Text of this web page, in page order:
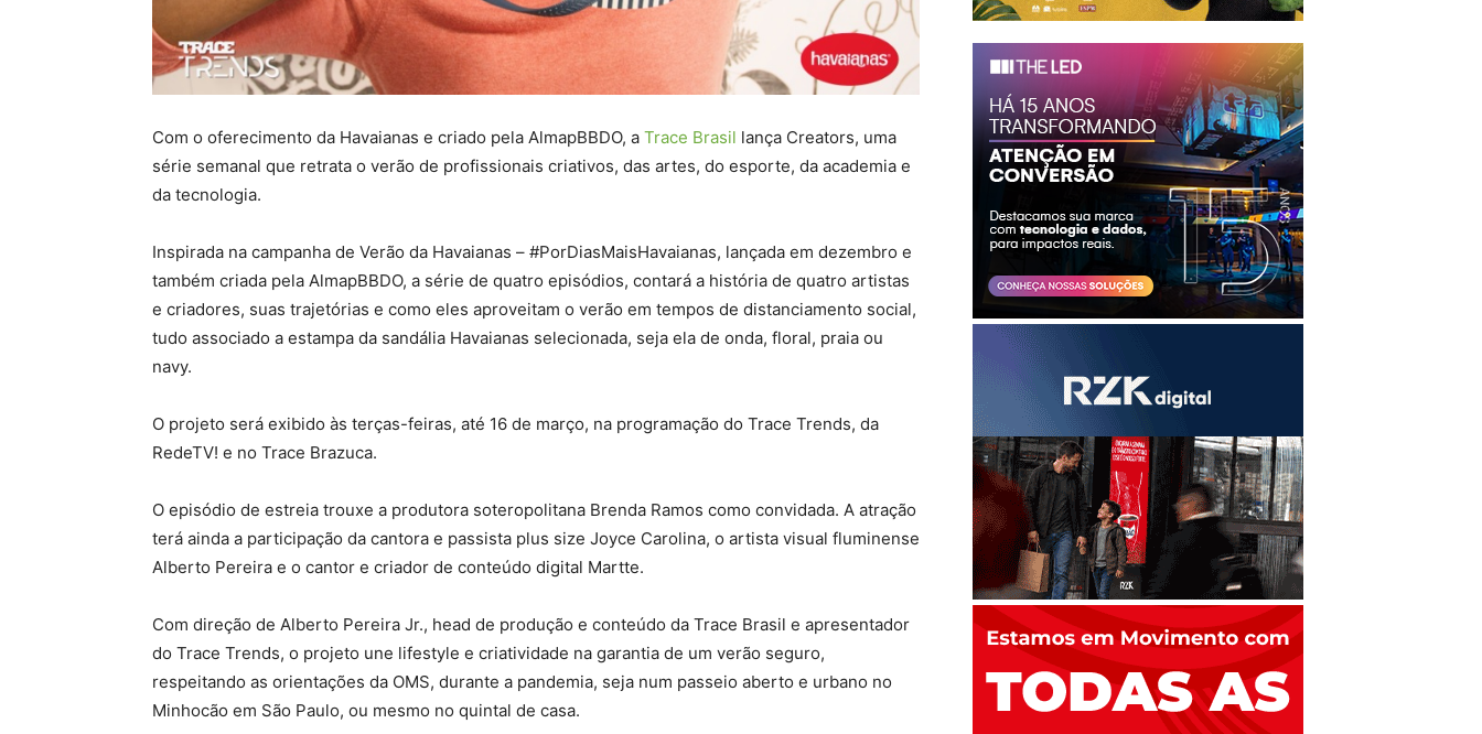
Com o oferecimento da Havaianas e criado pela AlmapBBDO, a Trace Brasil lança Creators, uma
série semanal que retrata o verão de profissionais criativos, das artes, do esporte, da academia e
da tecnologia.
Inspirada na campanha de Verão da Havaianas – #PorDiasMaisHavaianas, lançada em dezembro e
também criada pela AlmapBBDO, a série de quatro episódios, contará a história de quatro artistas
e criadores, suas trajetórias e como eles aproveitam o verão em tempos de distanciamento social,
tudo associado a estampa da sandália Havaianas selecionada, seja ela de onda, floral, praia ou
navy.
O projeto será exibido às terças-feiras, até 16 de março, na programação do Trace Trends, da
RedeTV! e no Trace Brazuca.
O episódio de estreia trouxe a produtora soteropolitana Brenda Ramos como convidada. A atração
terá ainda a participação da cantora e passista plus size Joyce Carolina, o artista visual fluminense
Alberto Pereira e o cantor e criador de conteúdo digital Martte.
Com direção de Alberto Pereira Jr., head de produção e conteúdo da Trace Brasil e apresentador
do Trace Trends, o projeto une lifestyle e criatividade na garantia de um verão seguro,
respeitando as orientações da OMS, durante a pandemia, seja num passeio aberto e urbano no
Minhocão em São Paulo, ou mesmo no quintal de casa.